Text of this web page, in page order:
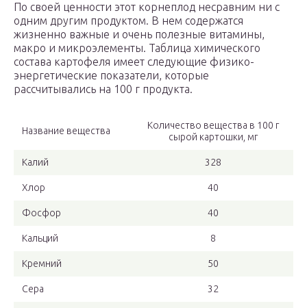
По своей ценности этот корнеплод несравним ни с
одним другим продуктом. В нем содержатся
жизненно важные и очень полезные витамины,
макро и микроэлементы. Таблица химического
состава картофеля имеет следующие физико-
энергетические показатели, которые
рассчитывались на 100 г продукта.
Название вещества
Количество вещества в 100 г
сырой картошки, мг
Калий 328
Хлор 40
Фосфор 40
Кальций 8
Кремний 50
Сера 32